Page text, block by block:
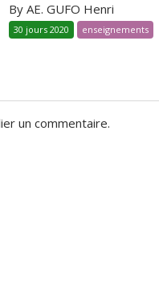
By AE. GUFO Henri
30 jours 2020 enseignements
un commentaire.